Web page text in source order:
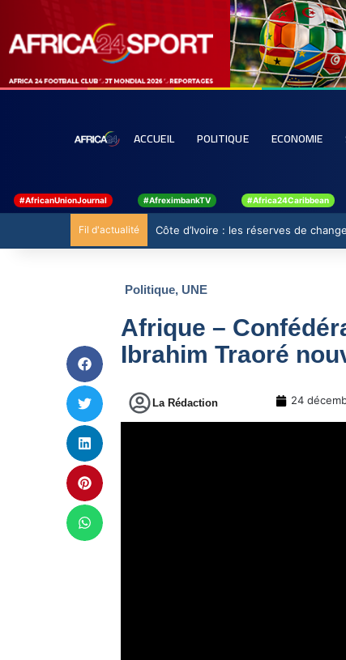
ACCUEIL POLITIQUE ECONOMIE
#AfricanUnionJournal #AfreximbankTV #Africa24Caribbean
Fil d'actualité Côte d’Ivoire : les réserves de
Politique, UNE
Afrique –
Ibrahim Traoré
La Rédaction 24